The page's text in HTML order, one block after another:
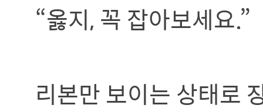
“옳지, 꼭 잡아보세요.”
리본만 보이는 상태로